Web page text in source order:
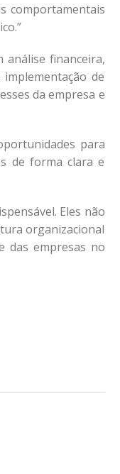
comportamentais
análise financeira,
de
da empresa e
para
de forma clara e
Eles não
organizacional
das empresas no